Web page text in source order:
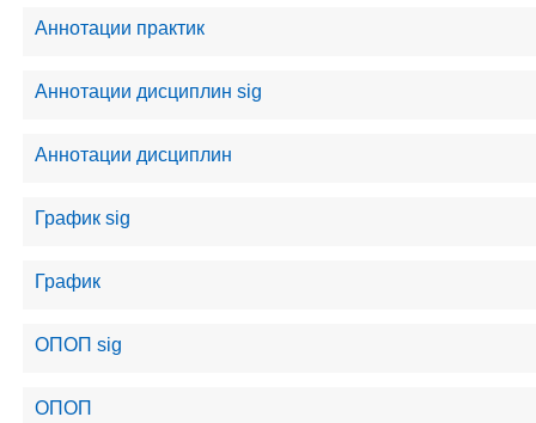
Аннотации практик
Аннотации дисциплин sig
Аннотации дисциплин
График sig
График
ОПОП sig
ОПОП